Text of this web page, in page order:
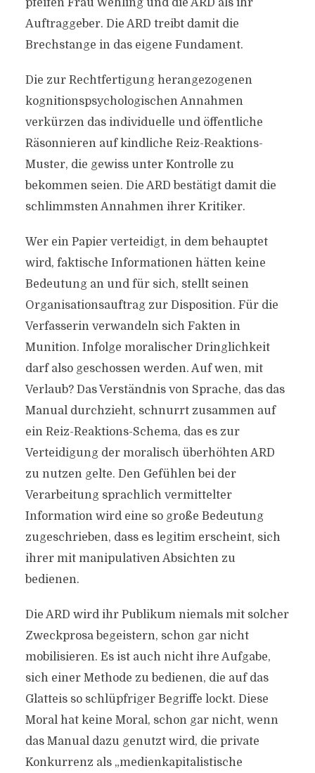
pfeifen Frau Wehling und die ARD als ihr
Auftraggeber. Die ARD treibt damit die
Brechstange in das eigene Fundament.
Die zur Rechtfertigung herangezogenen
kognitionspsychologischen Annahmen
verkürzen das individuelle und öffentliche
Räsonnieren auf kindliche Reiz-Reaktions-
Muster, die gewiss unter Kontrolle zu
bekommen seien. Die ARD bestätigt damit die
schlimmsten Annahmen ihrer Kritiker.
Wer ein Papier verteidigt, in dem behauptet
wird, faktische Informationen hätten keine
Bedeutung an und für sich, stellt seinen
Organisationsauftrag zur Disposition. Für die
Verfasserin verwandeln sich Fakten in
Munition. Infolge moralischer Dringlichkeit
darf also geschossen werden. Auf wen, mit
Verlaub? Das Verständnis von Sprache, das das
Manual durchzieht, schnurrt zusammen auf
ein Reiz-Reaktions-Schema, das es zur
Verteidigung der moralisch überhöhten ARD
zu nutzen gelte. Den Gefühlen bei der
Verarbeitung sprachlich vermittelter
Information wird eine so große Bedeutung
zugeschrieben, dass es legitim erscheint, sich
ihrer mit manipulativen Absichten zu
bedienen.
Die ARD wird ihr Publikum niemals mit solcher
Zweckprosa begeistern, schon gar nicht
mobilisieren. Es ist auch nicht ihre Aufgabe,
sich einer Methode zu bedienen, die auf das
Glatteis so schlüpfriger Begriffe lockt. Diese
Moral hat keine Moral, schon gar nicht, wenn
das Manual dazu genutzt wird, die private
Konkurrenz als „medienkapitalistische